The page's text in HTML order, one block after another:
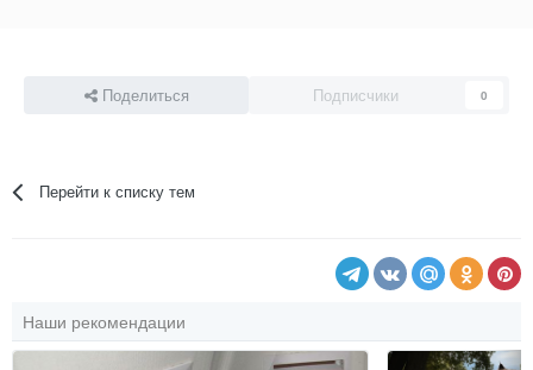
Поделиться Подписчики 0
Перейти к списку тем
Наши рекомендации